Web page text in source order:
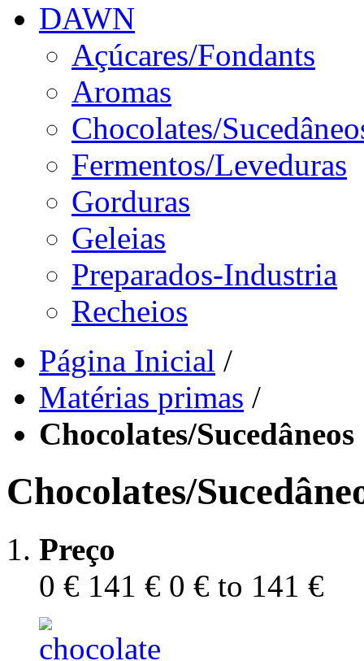
DAWN
Açúcares/Fondants
Aromas
Chocolates/
Fermentos/Leveduras
Gorduras
Geleias
Preparados-Industria
Recheios
Página Inicial /
Matérias primas /
Chocolates/Sucedâneos
Chocolates/
Preço
0 € 141 € 0 € to 141 €